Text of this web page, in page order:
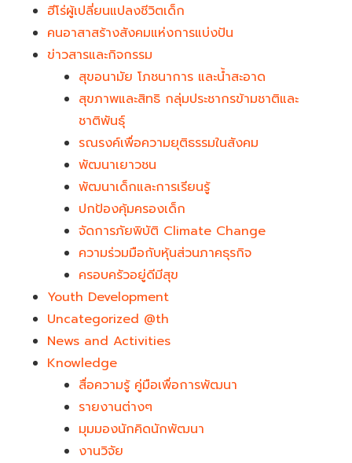
ฮีโร่ผู้เปลี่ยนแปลงชีวิตเด็ก
คนอาสาสร้างสังคมแห่งการแบ่งปัน
ข่าวสารและกิจกรรม
สุขอนามัย โภชนาการ และน้ำสะอาด
สุขภาพและสิทธิ กลุ่มประชากรข้ามชาติและ
ชาติพันธุ์
รณรงค์เพื่อความยุติธรรมในสังคม
พัฒนาเยาวชน
พัฒนาเด็กและการเรียนรู้
ปกป้องคุ้มครองเด็ก
จัดการภัยพิบัติ Climate Change
ความร่วมมือกับหุ้นส่วนภาคธุรกิจ
ครอบครัวอยู่ดีมีสุข
Youth Development​
Uncategorized @th
News and Activities
Knowledge
สื่อความรู้ คู่มือเพื่อการพัฒนา
รายงานต่างๆ
มุมมองนักคิดนักพัฒนา
งานวิจัย